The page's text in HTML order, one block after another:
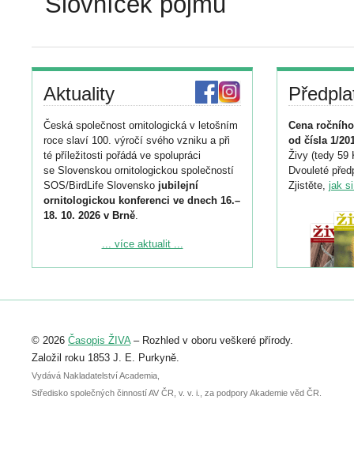
Aktuality
Česká společnost ornitologická v letošním
roce slaví 100. výročí svého vzniku a při
té příležitosti pořádá ve spolupráci
se Slovenskou ornitologickou společností
SOS/BirdLife Slovensko jubilejní
ornitologickou konferenci ve dnech 16.–
18. 10. 2026 v Brně.
Podrobnější informace ke konferenci
Registrovat se můžete do 6. září.
abstraktu přihlášené přednášky nebo
posteru je už 30. června.
... více aktualit ...
Cena
od čísla 1/
Živy (tedy 59
Dvouleté
Zjistěte, jak
© 2026 Časopis ŽIVA– Rozhled v oboru veškeré přírody.
Založil roku 1853 J. E. Purkyně.
Vydává Nakladatelství Academia,
Středisko společných činností AV ČR, v. v. i., za podpory Akademie věd ČR.